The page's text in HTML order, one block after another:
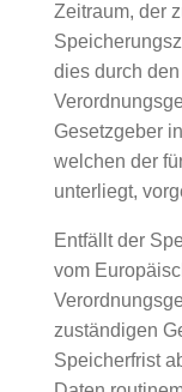
Zeitraum, der
dies durch
Gesetzgeber
welchen der
unterliegt,
Entfällt der
vom
zuständigen
Speicherfrist